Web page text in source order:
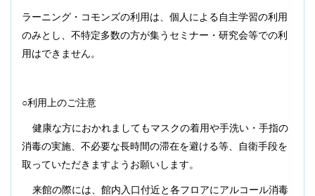
ラーニング・コモンズの利用は、個人による自主学習の利用
のみとし、不特定多数の方が集うセミナー・研究会等での利
用はできません。
○利用上のご注意
健康な方におかれましてもマスクの着用や手洗い・手指の
消毒の実施、不必要な長時間の滞在を避ける等、自衛手段を
取っていただきますようお願いします。
来館の際には、館内入口付近と各フロアにアルコール消毒